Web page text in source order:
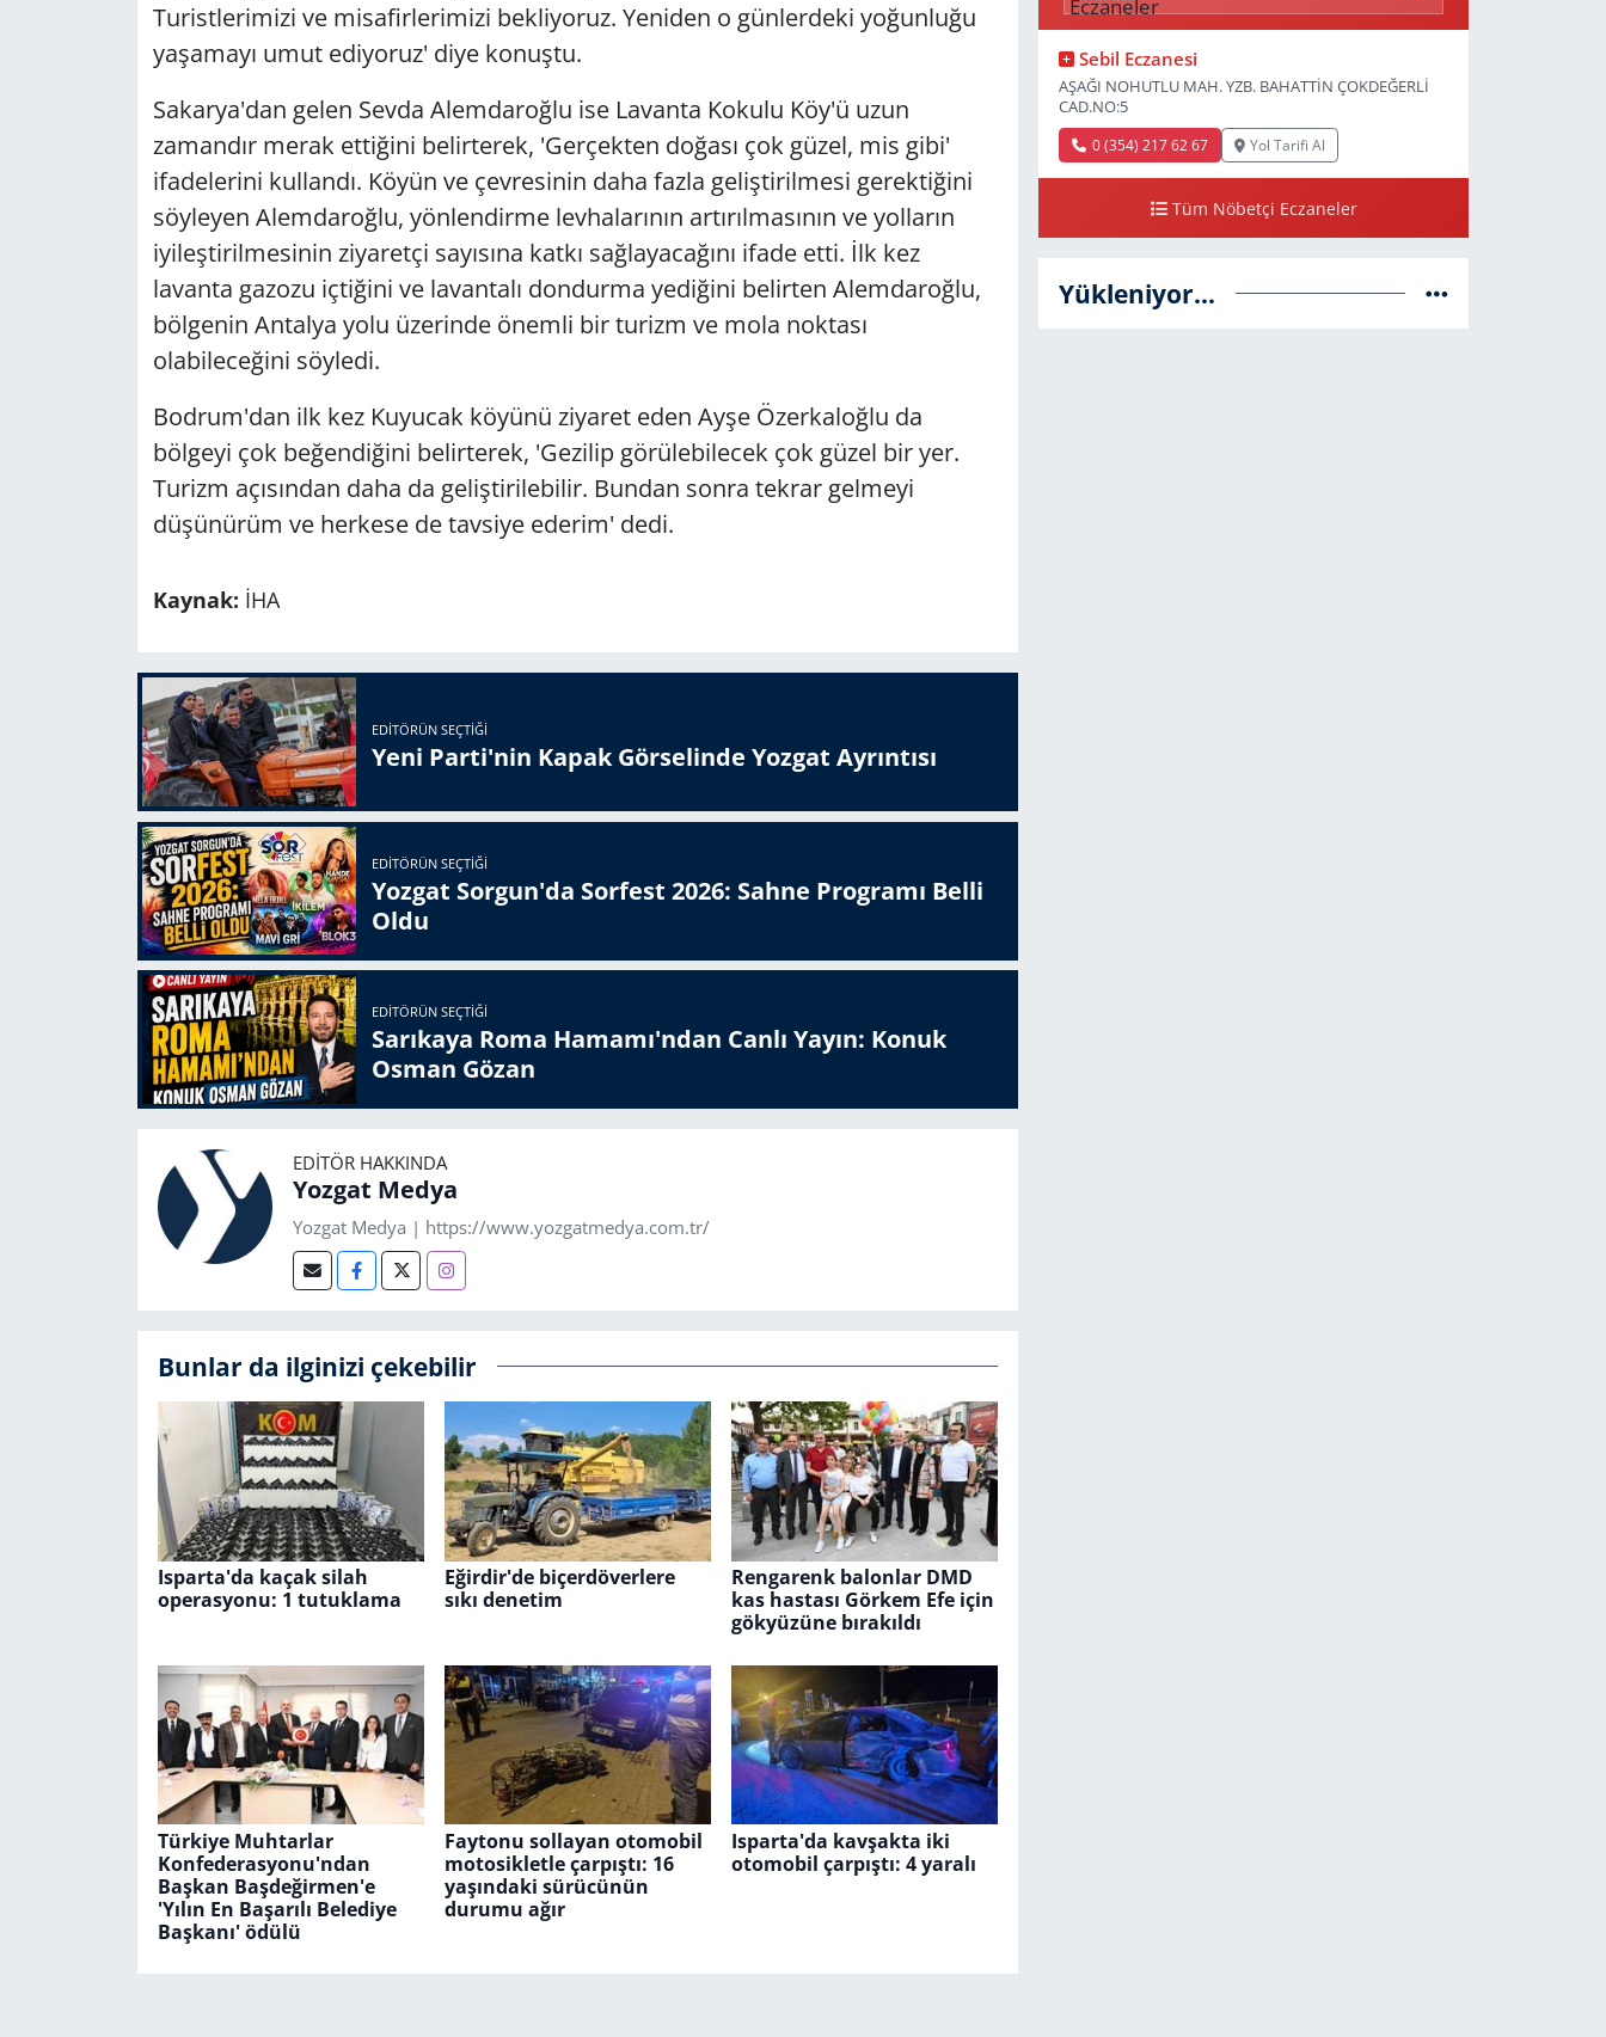
Turistlerimizi ve misafirlerimizi bekliyoruz. Yeniden o günlerdeki yoğunluğu
yaşamayı umut ediyoruz' diye konuştu.
Sakarya'dan gelen Sevda Alemdaroğlu ise Lavanta Kokulu Köy'ü uzun
zamandır merak ettiğini belirterek, 'Gerçekten doğası çok güzel, mis gibi'
ifadelerini kullandı. Köyün ve çevresinin daha fazla geliştirilmesi gerektiğini
söyleyen Alemdaroğlu, yönlendirme levhalarının artırılmasının ve yolların
iyileştirilmesinin ziyaretçi sayısına katkı sağlayacağını ifade etti. İlk kez
lavanta gazozu içtiğini ve lavantalı dondurma yediğini belirten Alemdaroğlu,
bölgenin Antalya yolu üzerinde önemli bir turizm ve mola noktası
olabileceğini söyledi.
Bodrum'dan ilk kez Kuyucak köyünü ziyaret eden Ayşe Özerkaloğlu da
bölgeyi çok beğendiğini belirterek, 'Gezilip görülebilecek çok güzel bir yer.
Turizm açısından daha da geliştirilebilir. Bundan sonra tekrar gelmeyi
düşünürüm ve herkese de tavsiye ederim' dedi.
Kaynak: İHA
EDITÖRÜN SEÇTIĞI
Yeni Parti'nin Kapak Görselinde Yozgat Ayrıntısı
EDITÖRÜN SEÇTIĞI
Yozgat Sorgun'da Sorfest 2026: Sahne Programı Belli
Oldu
EDITÖRÜN SEÇTIĞI
Sarıkaya Roma Hamamı'ndan Canlı Yayın: Konuk
Osman Gözan
EDITÖR HAKKINDA
Yozgat Medya
Yozgat Medya | https://www.yozgatmedya.com.tr/
Bunlar da ilginizi çekebilir
Isparta'da kaçak silah
operasyonu: 1 tutuklama
Eğirdir'de biçerdöverlere
sıkı denetim
Rengarenk balonlar DMD
kas hastası Görkem Efe için
gökyüzüne bırakıldı
Türkiye Muhtarlar
Konfederasyonu'ndan
Başkan Başdeğirmen'e
'Yılın En Başarılı Belediye
Başkanı' ödülü
Faytonu sollayan otomobil
motosikletle çarpıştı: 16
yaşındaki sürücünün
durumu ağır
Isparta'da kavşakta iki
otomobil çarpıştı: 4 yaralı
Sebil Eczanesi
AŞAĞI NOHUTLU MAH. YZB. BAHATTİN ÇOKDEĞERLİ
CAD.NO:5
0 (354) 217 62 67 Yol Tarifi Al
Tüm Nöbetçi Eczaneler
Yükleniyor...